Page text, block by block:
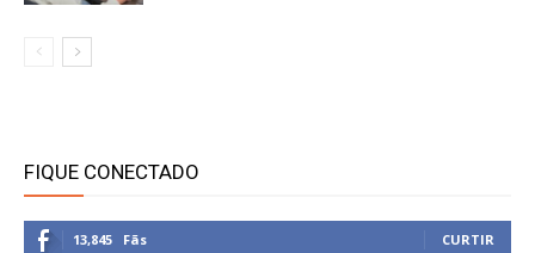
FIQUE CONECTADO
13,845 Fãs CURTIR